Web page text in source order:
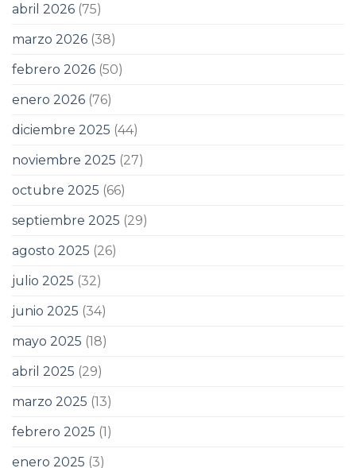
abril 2026 (75)
marzo 2026 (38)
febrero 2026 (50)
enero 2026 (76)
diciembre 2025 (44)
noviembre 2025 (27)
octubre 2025 (66)
septiembre 2025 (29)
agosto 2025 (26)
julio 2025 (32)
junio 2025 (34)
mayo 2025 (18)
abril 2025 (29)
marzo 2025 (13)
febrero 2025 (1)
enero 2025 (3)